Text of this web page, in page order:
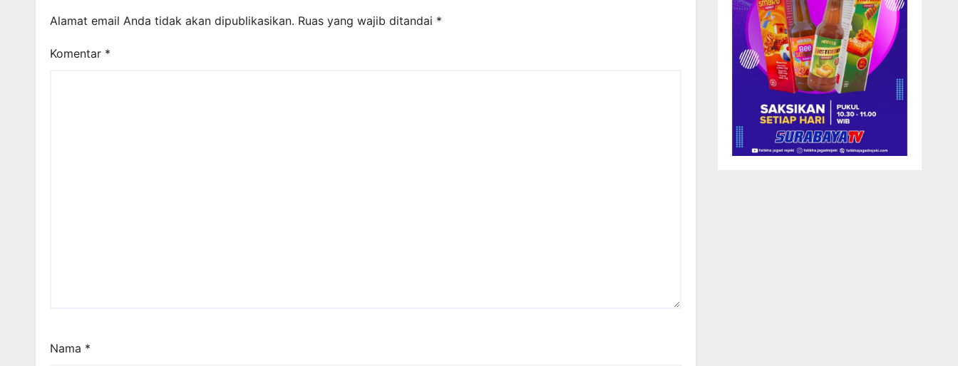
Alamat email Anda tidak akan dipublikasikan. Ruas yang wajib ditandai *
Komentar *
Nama *